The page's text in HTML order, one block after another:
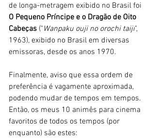
de longa-metragem exibido no Brasil foi
O Pequeno Príncipe e o Dragão de Oito
Cabeças (" Wanpaku ouji no orochi taiji",
1963), exibido no Brasil em diversas
emissoras, desde os anos 1970.
Finalmente, aviso que essa ordem de
preferência é vagamente aproximada,
podendo mudar de tempos em tempos.
Então, os meus 10 animês para cinema
favoritos de todos os tempos (por
enquanto) são estes: